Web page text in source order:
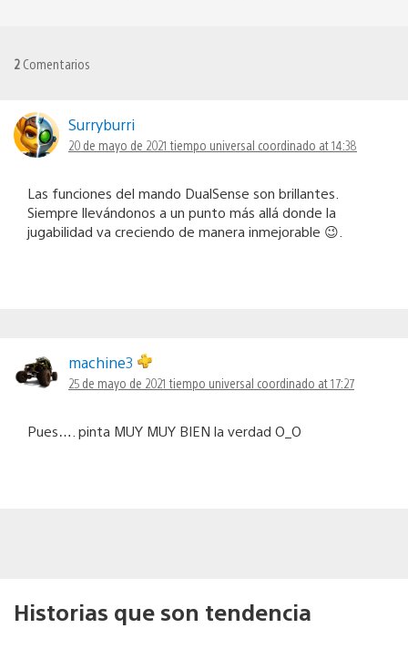
2 Comentarios
Surryburri
20 de mayo de 2021 tiempo universal coordinado at 14:38
Las funciones del mando DualSense son brillantes.
Siempre llevándonos a un punto más allá donde la
jugabilidad va creciendo de manera inmejorable 😉.
machine3
25 de mayo de 2021 tiempo universal coordinado at 17:27
Pues…. pinta MUY MUY BIEN la verdad O_O
Historias que son tendencia